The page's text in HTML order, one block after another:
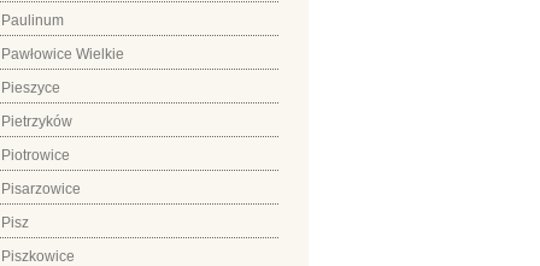
Paulinum
Pawłowice Wielkie
Pieszyce
Pietrzyków
Piotrowice
Pisarzowice
Pisz
Piszkowice